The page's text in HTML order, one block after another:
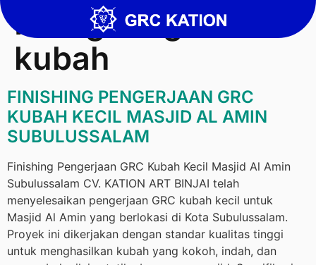
Kategori:grc
kubah
FINISHING PENGERJAAN GRC
KUBAH KECIL MASJID AL AMIN
SUBULUSSALAM
Finishing Pengerjaan GRC Kubah Kecil Masjid Al Amin
Subulussalam CV. KATION ART BINJAI telah
menyelesaikan pengerjaan GRC kubah kecil untuk
Masjid Al Amin yang berlokasi di Kota Subulussalam.
Proyek ini dikerjakan dengan standar kualitas tinggi
untuk menghasilkan kubah yang kokoh, indah, dan